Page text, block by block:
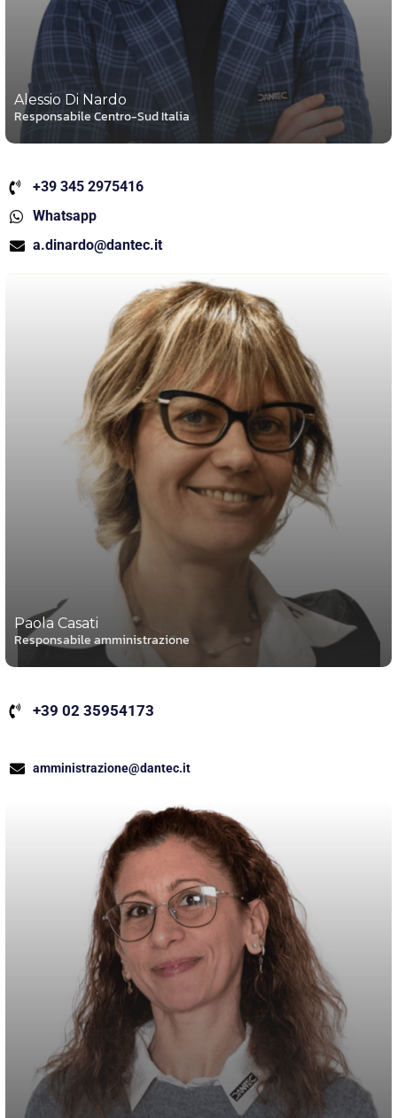
Alessio Di Nardo
Responsabile Centro-Sud Italia
+39 345 2975416
Whatsapp
a.dinardo@dantec.it
Paola Casati
Responsabile amministrazione
+39 02 35954173
amministrazione@dantec.it